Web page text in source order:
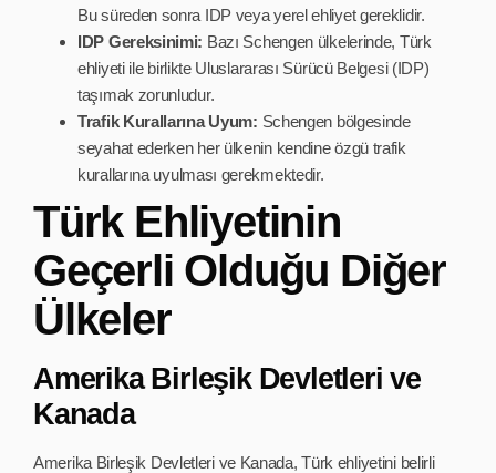
Bu süreden sonra IDP veya yerel ehliyet gereklidir.
IDP Gereksinimi: Bazı Schengen ülkelerinde, Türk
ehliyeti ile birlikte Uluslararası Sürücü Belgesi (IDP)
taşımak zorunludur.
Trafik Kurallarına Uyum: Schengen bölgesinde
seyahat ederken her ülkenin kendine özgü trafik
kurallarına uyulması gerekmektedir.
Türk Ehliyetinin
Geçerli Olduğu Diğer
Ülkeler
Amerika Birleşik Devletleri ve
Kanada
Amerika Birleşik Devletleri ve Kanada, Türk ehliyetini belirli